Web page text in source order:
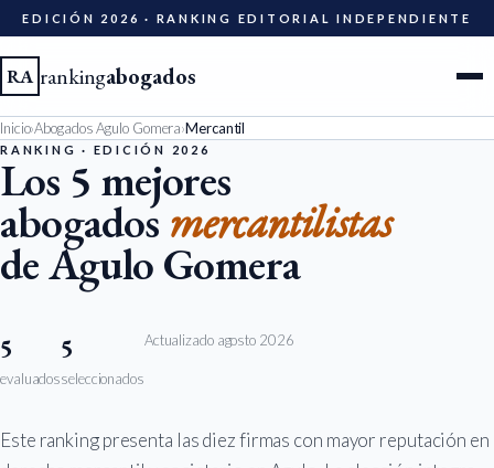
EDICIÓN 2026 · RANKING EDITORIAL INDEPENDIENTE
RA rankingabogados
Ciudades
Especialidades
Diccionario
Metodología
Ser evaluado
Inicio›Abogados Agulo Gomera›Mercantil
RANKING · EDICIÓN 2026
Los 5 mejores
abogados mercantilistas
de Agulo Gomera
5
evaluados
5
seleccionados
Actualizado agosto 2026
Este ranking presenta las diez firmas con mayor reputación en